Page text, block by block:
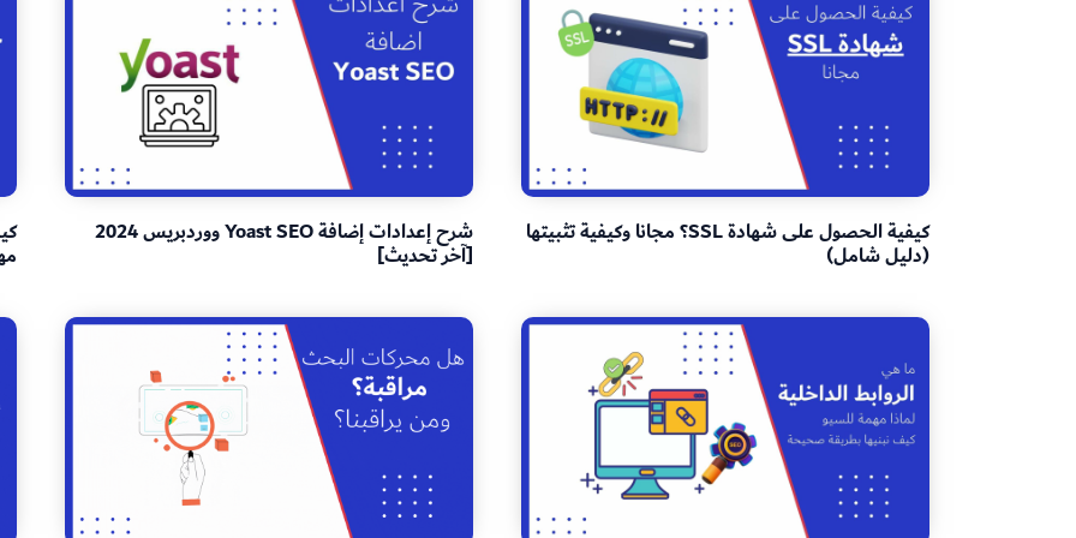
كيفية الحصول على شهادة SSL؟ مجانا وكيفية تثبيتها
(دليل شامل)
شرح إعدادات إضافة Yoast SEO ووردبريس 2024
[آخر تحديث]